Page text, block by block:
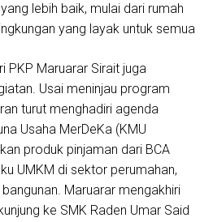
lebih baik, mulai dari rumah
yang layak untuk semua
PKP Maruarar Sirait juga
Usai meninjau program
turut menghadiri agenda
Usaha MerDeKa (KMU
produk pinjaman dari BCA
UMKM di sektor perumahan,
Maruarar mengakhiri
ke SMK Raden Umar Said